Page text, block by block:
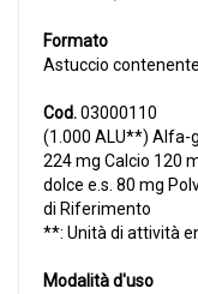
Formato
Astuccio
Cod.03000110
(1.000 ALU**) Alfa-
224 mg Calcio 120
dolce e.s. 80 mg
di Riferimento
**: Unità di attività
Modalità d'uso